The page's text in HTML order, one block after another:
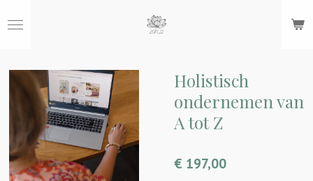
direct
hoofdinhoud
Holistisch
ondernemen van
A tot Z
€ 197,00